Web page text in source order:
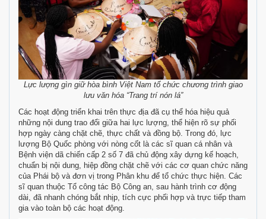
Lực lượng gìn giữ hòa bình Việt Nam tổ chức chương trình giao
lưu văn hóa “Trang trí nón lá”
Các hoạt động triển khai trên thực địa đã cụ thể hóa hiệu quả
những nội dung trao đổi giữa hai lực lượng, thể hiện rõ sự phối
hợp ngày càng chặt chẽ, thực chất và đồng bộ. Trong đó, lực
lượng Bộ Quốc phòng với nòng cốt là các sĩ quan cá nhân và
Bệnh viện dã chiến cấp 2 số 7 đã chủ động xây dựng kế hoạch,
chuẩn bị nội dung, hiệp đồng chặt chẽ với các cơ quan chức năng
của Phái bộ và đơn vị trong Phân khu để tổ chức thực hiện. Các
sĩ quan thuộc Tổ công tác Bộ Công an, sau hành trình cơ động
dài, đã nhanh chóng bắt nhịp, tích cực phối hợp và trực tiếp tham
gia vào toàn bộ các hoạt động.